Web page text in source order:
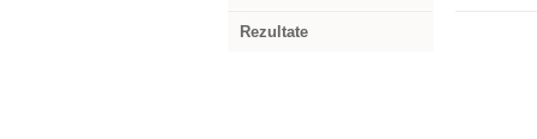
Rezultate